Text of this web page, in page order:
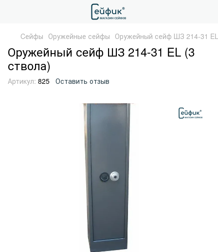
Cейфы Оружейные сейфы Оружейный сейф ШЗ 214-31
Оружейный сейф ШЗ 214-31 EL (3
ствола)
Артикул: 825 Оставить отзыв